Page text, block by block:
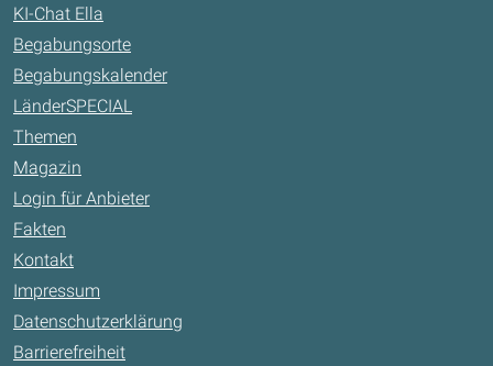
KI-Chat Ella
Begabungsorte
Begabungskalender
LänderSPECIAL
Themen
Magazin
Login für Anbieter
Fakten
Kontakt
Impressum
Datenschutzerklärung
Barrierefreiheit